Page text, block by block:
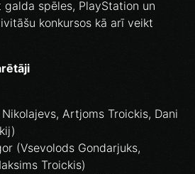
spēles, PlayStation un
konkursos kā arī veikt
Artjoms Troickis, Dani
(Vsevolods Gondarjuks,
Troickis)